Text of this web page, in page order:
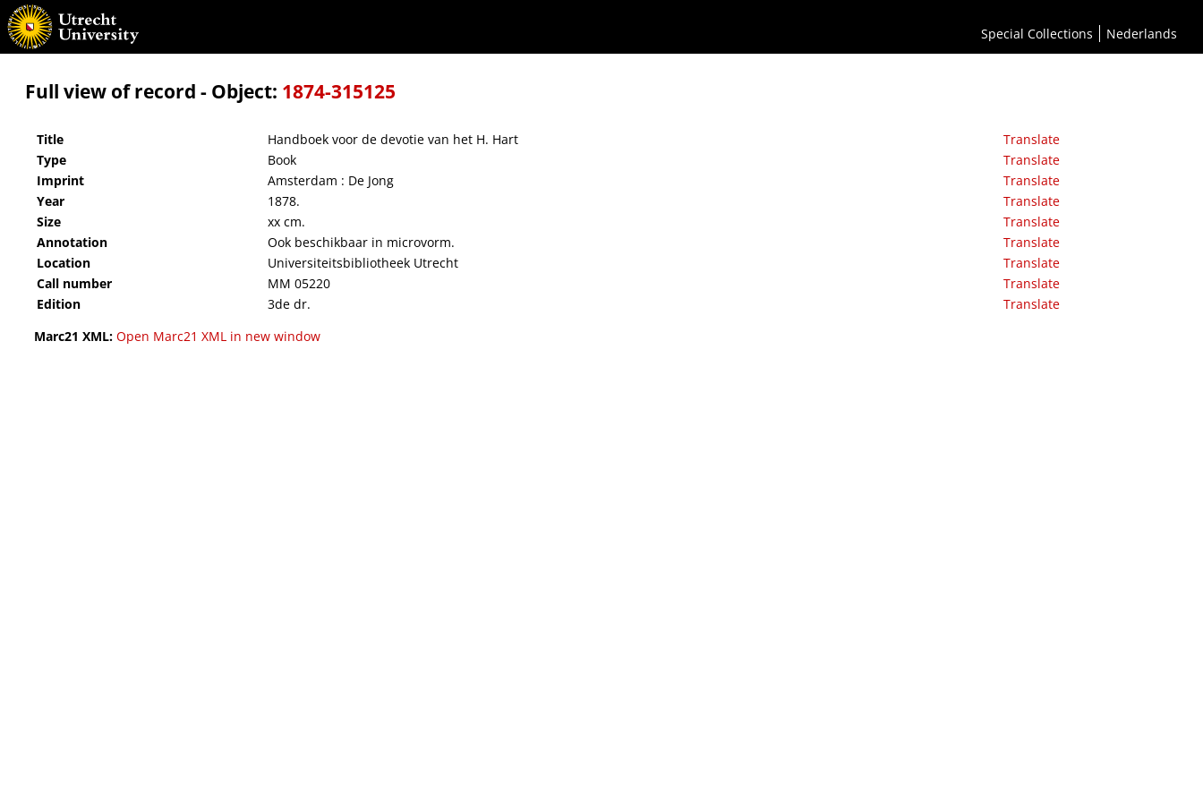
Special Collections Nederlands
Handboek voor de devotie van het H. Hart
Full view of record - Object: 1874-315125
Title Handboek voor de devotie van het H. Hart
Translate
Type
Book
Translate
Imprint
Amsterdam : De Jong
Translate
Year
1878.
Translate
Size
xx cm.
Translate
Annotation
Ook beschikbaar in microvorm.
Translate
Location
Universiteitsbibliotheek Utrecht
Translate
Call number
MM 05220
Translate
Edition
3de dr.
Translate
Marc21 XML: Open Marc21 XML in new window